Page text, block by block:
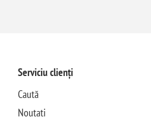
Serviciu clienți
Caută
Noutati